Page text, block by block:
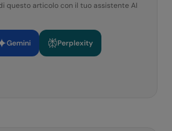
questo articolo con il tuo assistente AI
Gemini Perplexity